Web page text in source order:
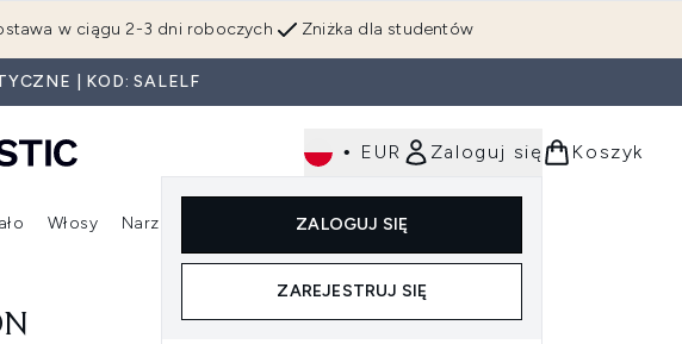
treści
Zniżka dla studentów
w ciągu 2-3 dni roboczych
| KOD: SALELF
• EUR Zaloguj się
ZALOGUJ SIĘ
ZAREJESTRUJ SIĘ
Koszyk
(Pielęgnacja twarzy)
Wejdź do podmenu (Nowości)Wejdź do podmenu (Makijaż)
Włosy
Wejdź do podmenu (Włosy)
Narzędzia
Wejdź do podmenu (Narzędzia)
Dla mężczyzn